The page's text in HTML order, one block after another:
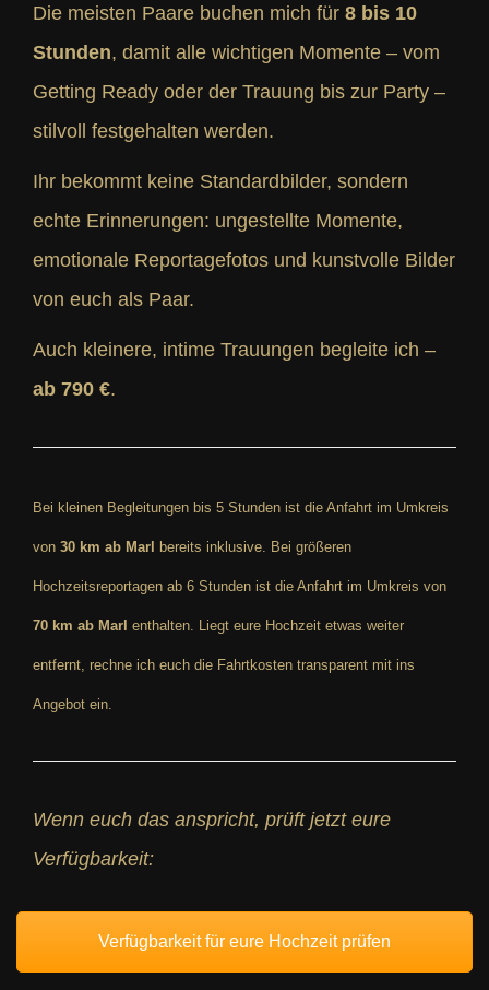
Die meisten Paare buchen mich für 8 bis 10
Stunden, damit alle wichtigen Momente – vom
Getting Ready oder der Trauung bis zur Party –
stilvoll festgehalten werden.
Ihr bekommt keine Standardbilder, sondern
echte Erinnerungen: ungestellte Momente,
emotionale Reportagefotos und kunstvolle Bilder
von euch als Paar.
Auch kleinere, intime Trauungen begleite ich –
ab 790 €.
Bei kleinen Begleitungen bis 5 Stunden ist die Anfahrt im Umkreis
von 30 km ab Marl bereits inklusive. Bei größeren
Hochzeitsreportagen ab 6 Stunden ist die Anfahrt im Umkreis von
70 km ab Marl enthalten. Liegt eure Hochzeit etwas weiter
entfernt, rechne ich euch die Fahrtkosten transparent mit ins
Angebot ein.
Wenn euch das anspricht, prüft jetzt eure
Verfügbarkeit:
Verfügbarkeit für eure Hochzeit prüfen